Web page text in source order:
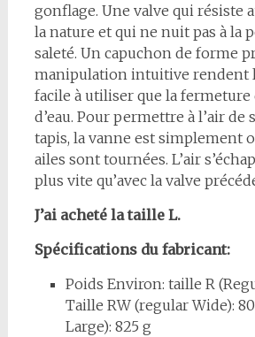
gonflage. Une valve qui résiste
la nature et qui ne nuit pas à la
saleté. Un capuchon de forme
manipulation intuitive rendent
facile à utiliser que la fermeture
d’eau. Pour permettre à l’air de
tapis, la vanne est simplement
ailes sont tournées. L’air
plus vite qu’avec la valve
J’ai acheté la taille L.
Spécifications du fabricant:
Poids Environ: taille R
Taille RW (regular Wide):
Large): 825 g